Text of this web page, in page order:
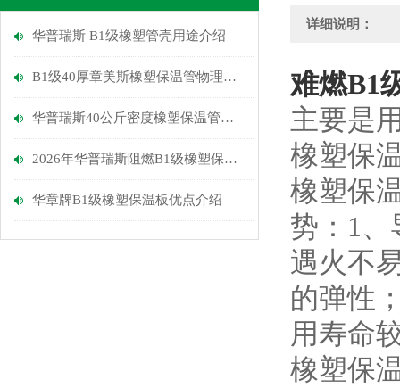
华普瑞斯 B1级橡塑管壳用途介绍
B1级40厚章美斯橡塑保温管物理性能介绍
华普瑞斯40公斤密度橡塑保温管优点
2026年华普瑞斯阻燃B1级橡塑保温管介绍
华章牌B1级橡塑保温板优点介绍
详细说明：
难燃B1
主要是
橡塑保
橡塑保
势： 1 、
遇火不
的弹性
用寿命
橡塑保